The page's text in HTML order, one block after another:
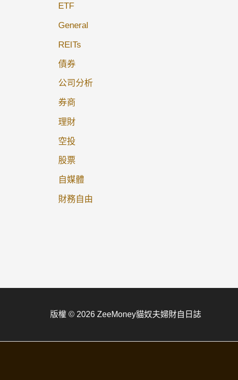
ETF
General
REITs
債券
公司分析
券商
理財
空投
股票
自媒體
財務自由
版權 © 2026 ZeeMoney貓奴夫婦財自日誌